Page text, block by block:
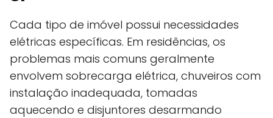
Cada tipo de imóvel possui necessidades
elétricas específicas. Em residências, os
problemas mais comuns geralmente
envolvem sobrecarga elétrica, chuveiros com
instalação inadequada, tomadas
aquecendo e disjuntores desarmando